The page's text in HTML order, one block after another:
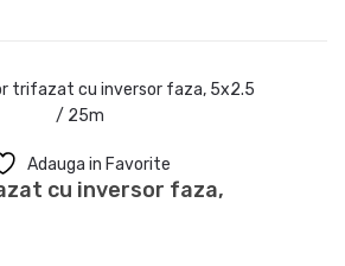
Adauga in Favorite
cu inversor faza,